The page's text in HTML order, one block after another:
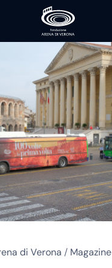
di Verona / Magazine